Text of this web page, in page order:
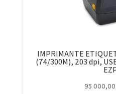
IMPRIMANTE
(74/300M), 203 dpi,
95 000,00